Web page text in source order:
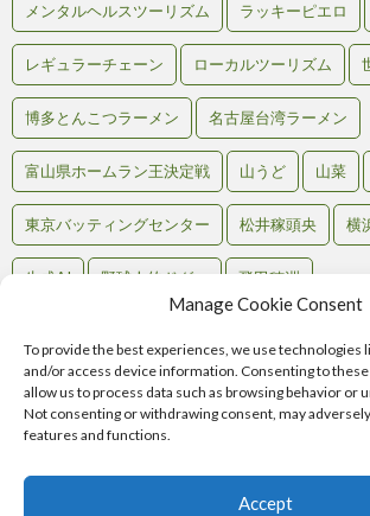
Manage Cookie Consent
To provide the best experiences, we use technologies
and/or access device information. Consenting to
allow us to process data such as browsing behavior or
Not consenting or withdrawing consent, may
features and functions.
Accept
メンタルヘルスツーリズム ラッキーピエロ
レギュラーチェーン ローカルツーリズム
博多とんこつラーメン 名古屋台湾ラーメン
富山県ホームラン王決定戦 山うど 山菜
東京バッティングセンター 松井稼頭央 横
生成AI 野球人的ドグマ 飛田穂洲
Back to Top
RSS
Atom